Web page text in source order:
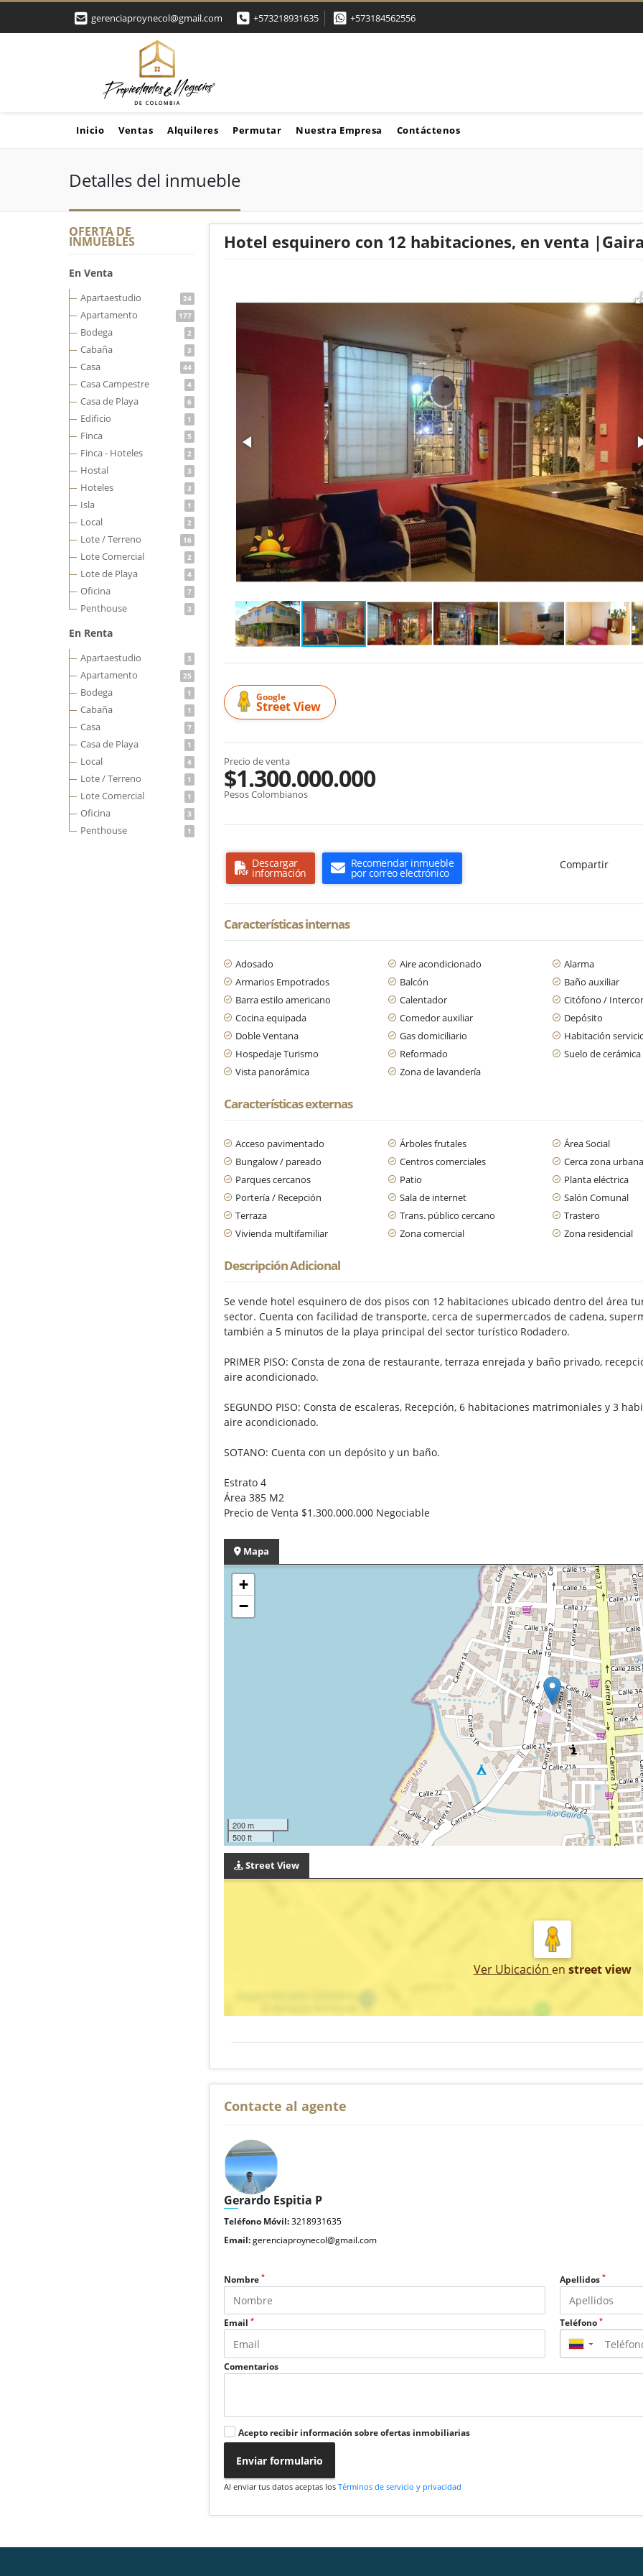
gerenciaproynecol@gmail.com +573218931635 +573184562556
Inicio Ventas Alquileres Permutar Nuestra Empresa Contáctenos
Detalles del inmueble
OFERTA DE
INMUEBLES
En Venta
Apartaestudio 24
Apartamento 177
Bodega 2
Cabaña 3
Casa 44
Casa Campestre 4
Casa de Playa 6
Edificio 1
Finca 5
Finca - Hoteles 2
Hostal 3
Hoteles 3
Isla 1
Local 2
Lote / Terreno 16
Lote Comercial 2
Lote de Playa 4
Oficina 7
Penthouse 3
En Renta
Apartaestudio 3
Apartamento 25
Bodega 1
Cabaña 1
Casa 7
Casa de Playa 1
Local 4
Lote / Terreno 1
Lote Comercial 1
Oficina 3
Penthouse 1
Hotel esquinero con 12 habitaciones, en venta
Google
Street View
Precio de venta
$1.300.000.000
Pesos Colombianos
Descargar
información
Recomendar inmueble
por correo electrónico
Compartir
Características internas
Adosado Aire acondicionado Alarma
Armarios Empotrados
Balcón Baño auxiliar
Barra estilo americano
Calentador Citófono /
Cocina equipada
Comedor auxiliar Depósito
Doble Ventana
Gas domiciliario Habitación
Hospedaje Turismo
Reformado Suelo de
Vista panorámica
Zona de lavandería
Características externas
Acceso pavimentado Árboles frutales Área Social
Bungalow / pareado
Centros comerciales Cerca zona urbana
Parques cercanos
Patio Planta eléctrica
Portería / Recepción
Sala de internet Salón Comunal
Terraza
Trans. público cercano Trastero
Vivienda multifamiliar
Zona comercial Zona residencial
Descripción Adicional
Se vende hotel esquinero de dos pisos con 12 habitaciones ubicado dentro del área
sector. Cuenta con facilidad de transporte, cerca de supermercados de cadena,
también a 5 minutos de la playa principal del sector turístico Rodadero.
PRIMER PISO: Consta de zona de restaurante, terraza enrejada y baño privado,
aire acondicionado.
SEGUNDO PISO: Consta de escaleras, Recepción, 6 habitaciones matrimoniales y 3
aire acondicionado.
SOTANO: Cuenta con un depósito y un baño.
Estrato 4
Área 385 M2
Precio de Venta $1.300.000.000 Negociable
Mapa
+
−
200 m
500 ft
Street View
Ver Ubicación en street view
Contacte al agente
Gerardo Espitia P
Teléfono Móvil:3218931635
Email:gerenciaproynecol@gmail.com
Nombre* Apellidos *
Email* Teléfono *
▼
Comentarios
Acepto recibir información sobre ofertas inmobiliarias
Enviar formulario
Al enviar tus datos aceptas losTérminos de servicio y privacidad